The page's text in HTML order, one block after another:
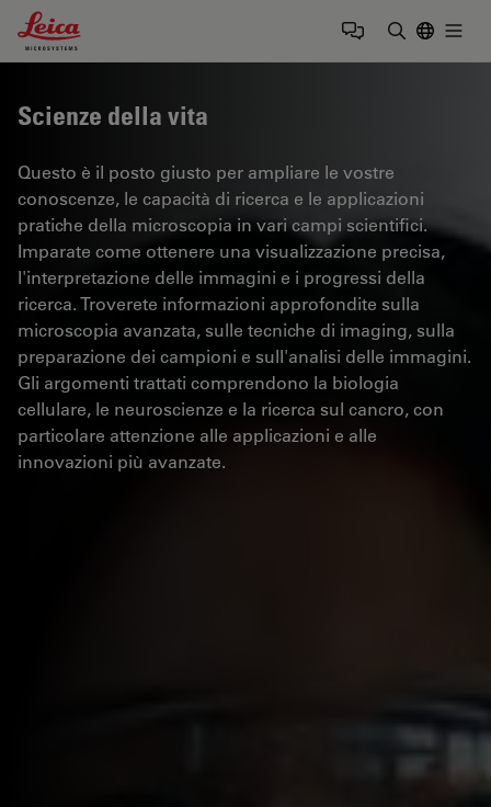
Leica Microsystems Logo
Scienze della vita
Questo è il posto giusto per ampliare le vostre
conoscenze, le capacità di ricerca e le applicazioni
pratiche della microscopia in vari campi scientifici.
Imparate come ottenere una visualizzazione precisa,
l'interpretazione delle immagini e i progressi della
ricerca. Troverete informazioni approfondite sulla
microscopia avanzata, sulle tecniche di imaging, sulla
preparazione dei campioni e sull'analisi delle immagini.
Gli argomenti trattati comprendono la biologia
cellulare, le neuroscienze e la ricerca sul cancro, con
particolare attenzione alle applicazioni e alle
innovazioni più avanzate.